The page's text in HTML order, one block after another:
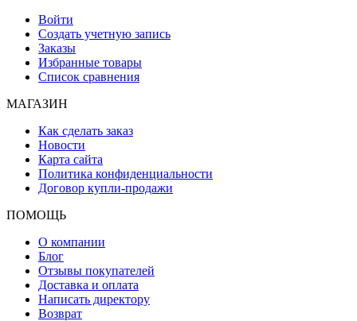
Войти
Создать учетную запись
Заказы
Избранные товары
Список сравнения
МАГАЗИН
Как сделать заказ
Новости
Карта сайта
Политика конфиденциальности
Договор купли-продажи
ПОМОЩЬ
О компании
Блог
Отзывы покупателей
Доставка и оплата
Написать директору
Возврат